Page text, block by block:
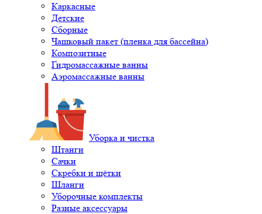
Каркасные
Детские
Сборные
Чашковый пакет (пленка для бассейна)
Композитные
Гидромассажные ванны
Аэромассажные ванны
Уборка и чистка
Штанги
Сачки
Скребки и щётки
Шланги
Уборочные комплекты
Разные аксессуары